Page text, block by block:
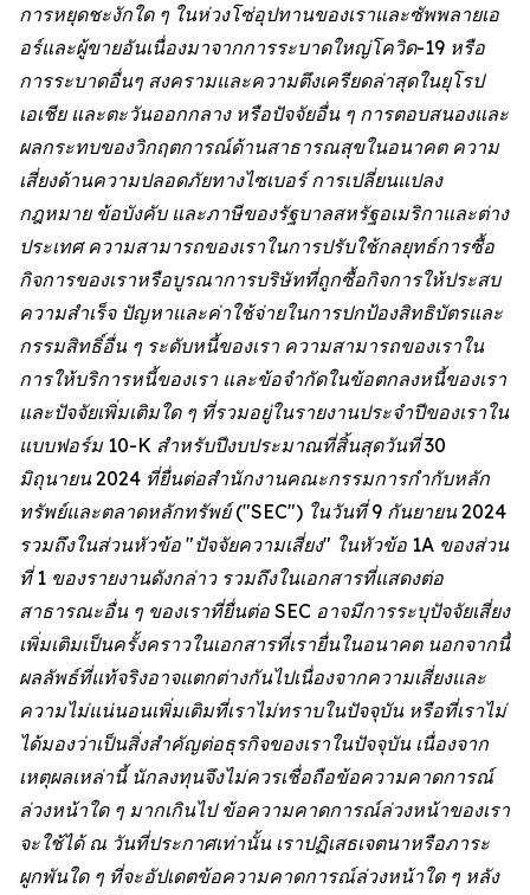
การหยุดชะงักใด ๆ ในห่วงโซ่อุปทานของเราและซัพพลายเอ
อร์และผู้ขายอันเนื่องมาจากการระบาดใหญ่โควิด-19 หรือ
การระบาดอื่นๆ สงครามและความตึงเครียดล่าสุดในยุโรป
เอเชีย และตะวันออกกลาง หรือปัจจัยอื่น ๆ การตอบสนองและ
ผลกระทบของวิกฤตการณ์ด้านสาธารณสุขในอนาคต ความ
เสี่ยงด้านความปลอดภัยทางไซเบอร์ การเปลี่ยนแปลง
กฎหมาย ข้อบังคับ และภาษีของรัฐบาลสหรัฐอเมริกาและต่าง
ประเทศ ความสามารถของเราในการปรับใช้กลยุทธ์การซื้อ
กิจการของเราหรือบูรณาการบริษัทที่ถูกซื้อกิจการให้ประสบ
ความสำเร็จ ปัญหาและค่าใช้จ่ายในการปกป้องสิทธิบัตรและ
กรรมสิทธิ์อื่น ๆ ระดับหนี้ของเรา ความสามารถของเราใน
การให้บริการหนี้ของเรา และข้อจำกัดในข้อตกลงหนี้ของเรา
และปัจจัยเพิ่มเติมใด ๆ ที่รวมอยู่ในรายงานประจำปีของเราใน
แบบฟอร์ม 10-K สำหรับปีงบประมาณที่สิ้นสุดวันที่ 30
มิถุนายน 2024 ที่ยื่นต่อสำนักงานคณะกรรมการกำกับหลัก
ทรัพย์และตลาดหลักทรัพย์ ("SEC") ในวันที่ 9 กันยายน 2024
รวมถึงในส่วนหัวข้อ "ปัจจัยความเสี่ยง" ในหัวข้อ 1A ของส่วน
ที่ 1 ของรายงานดังกล่าว รวมถึงในเอกสารที่แสดงต่อ
สาธารณะอื่น ๆ ของเราที่ยื่นต่อ SEC อาจมีการระบุปัจจัยเสี่ยง
เพิ่มเติมเป็นครั้งคราวในเอกสารที่เรายื่นในอนาคต นอกจากนี้
ผลลัพธ์ที่แท้จริงอาจแตกต่างกันไปเนื่องจากความเสี่ยงและ
ความไม่แน่นอนเพิ่มเติมที่เราไม่ทราบในปัจจุบัน หรือที่เราไม่
ได้มองว่าเป็นสิ่งสำคัญต่อธุรกิจของเราในปัจจุบัน เนื่องจาก
เหตุผลเหล่านี้ นักลงทุนจึงไม่ควรเชื่อถือข้อความคาดการณ์
ล่วงหน้าใด ๆ มากเกินไป ข้อความคาดการณ์ล่วงหน้าของเรา
จะใช้ได้ ณ วันที่ประกาศเท่านั้น เราปฏิเสธเจตนาหรือภาระ
ผูกพันใด ๆ ที่จะอัปเดตข้อความคาดการณ์ล่วงหน้าใด ๆ หลัง